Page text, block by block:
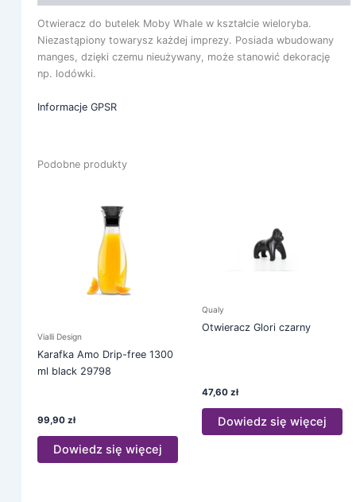
Otwieracz do butelek Moby Whale w kształcie wieloryba.
Niezastąpiony towarysz każdej imprezy. Posiada wbudowany
manges, dzięki czemu nieużywany, może stanowić dekorację
np. lodówki.
Informacje GPSR
Podobne produkty
Vialli Design
Karafka Amo Drip-free 1300
ml black 29798
99,90 zł
Dowiedz się więcej
Qualy
Otwieracz Glori czarny
47,60 zł
Dowiedz się więcej